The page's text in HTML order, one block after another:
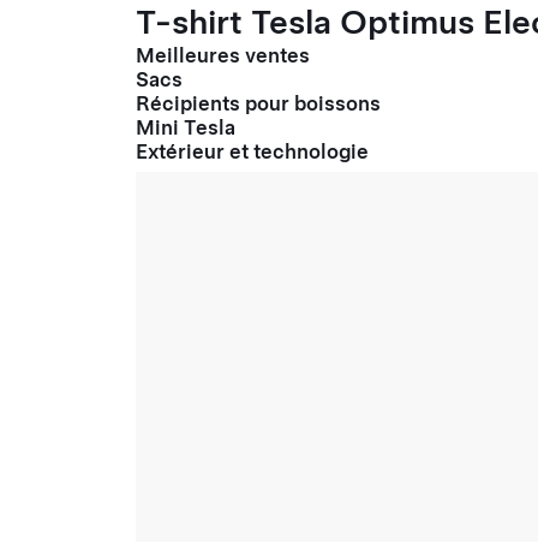
T-shirt Tesla Optimus
Meilleures ventes
Sacs
Récipients pour boissons
Mini Tesla
Extérieur et technologie